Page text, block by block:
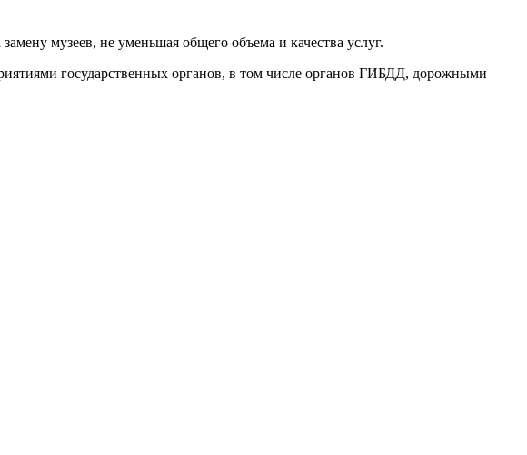
музеев, не уменьшая общего объема и качества услуг.
государственных органов, в том числе органов ГИБДД, дорожными